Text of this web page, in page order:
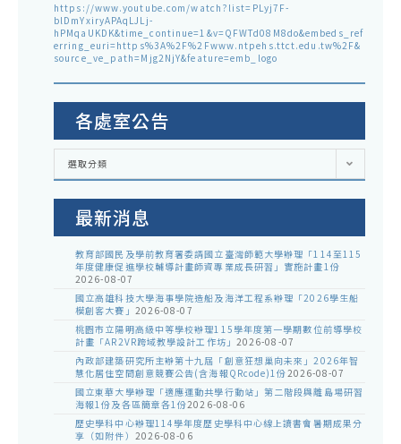
https://www.youtube.com/watch?list=PLyj7F-
blDmYxiryAPAqLJLj-
hPMqaUKDK&time_continue=1&v=QFWTd08M8do&embeds_ref
erring_euri=https%3A%2F%2Fwww.ntpehs.ttct.edu.tw%2F&
source_ve_path=Mjg2NjY&feature=emb_logo
各處室公告
各
室
選取分類
最新消息
教育部國民及學前教育署委請國立臺灣師範大學辦理「114至115
年度健康促進學校輔導計畫師資專業成長研習」實施計畫1份
2026-08-07
國立高雄科技大學海事學院造船及海洋工程系辦理「2026學生船
模創客大賽」 2026-08-07
桃園市立陽明高級中等學校辦理115學年度第一學期數位前導學校
計畫「AR2VR跨域教學設計工作坊」 2026-08-07
內政部建築研究所主辦第十九屆「創意狂想巢向未來」2026年智
慧化居住空間創意競賽公告(含海報QRcode)1份2026-08-07
國立東華大學辦理「適應運動共學行動站」第二階段與離島場研習
海報1份及各區簡章各1份2026-08-06
歷史學科中心辦理114學年度歷史學科中心線上讀書會暑期成果分
享（如附件） 2026-08-06